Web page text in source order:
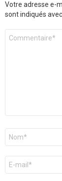
Votre adresse e-
sont indiqués avec
Commentaire
Nom
E-
mail
*